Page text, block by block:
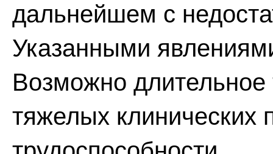
дальнейшем с
Указанными
Возможно
тяжелых клинических